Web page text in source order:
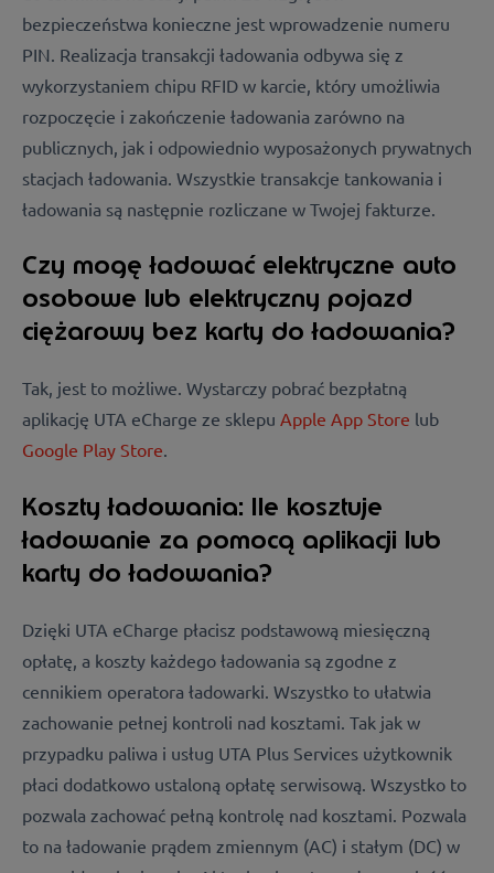
bezpieczeństwa konieczne jest wprowadzenie numeru
PIN. Realizacja transakcji ładowania odbywa się z
wykorzystaniem chipu RFID w karcie, który umożliwia
rozpoczęcie i zakończenie ładowania zarówno na
publicznych, jak i odpowiednio wyposażonych prywatnych
stacjach ładowania. Wszystkie transakcje tankowania i
ładowania są następnie rozliczane w Twojej fakturze.
Czy mogę ładować elektryczne auto
osobowe lub elektryczny pojazd
ciężarowy bez karty do ładowania?
Tak, jest to możliwe. Wystarczy pobrać bezpłatną
aplikację UTA eCharge ze sklepu Apple App Store lub
Google Play Store.
Koszty ładowania: Ile kosztuje
ładowanie za pomocą aplikacji lub
karty do ładowania?
Dzięki UTA eCharge płacisz podstawową miesięczną
opłatę, a koszty każdego ładowania są zgodne z
cennikiem operatora ładowarki. Wszystko to ułatwia
zachowanie pełnej kontroli nad kosztami. Tak jak w
przypadku paliwa i usług UTA Plus Services użytkownik
płaci dodatkowo ustaloną opłatę serwisową. Wszystko to
pozwala zachować pełną kontrolę nad kosztami. Pozwala
to na ładowanie prądem zmiennym (AC) i stałym (DC) w